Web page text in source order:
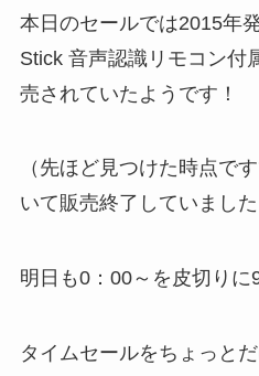
本日のセールでは2015年
Stick 音声認識リモコン付
売されていたようです！
（先ほど見つけた時点で
いて販売終了していまし
明日も0：00～を皮切りに
タイムセールをちょっと